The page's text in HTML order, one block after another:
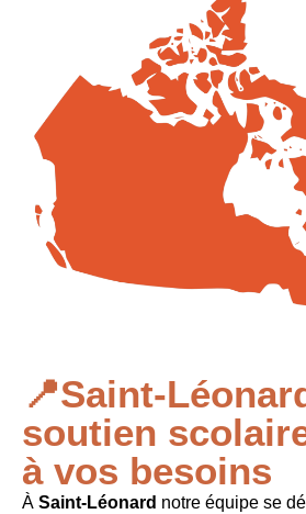
📍Saint-
soutien
à vos besoins
À Saint-Léonard notre équipe se